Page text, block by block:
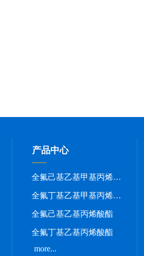
产品中心
全氟己基乙基甲基丙烯酸酯
全氟丁基乙基甲基丙烯酸酯
全氟己基乙基丙烯酸酯
全氟丁基乙基丙烯酸酯
more...